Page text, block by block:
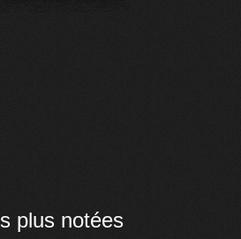
plus notées